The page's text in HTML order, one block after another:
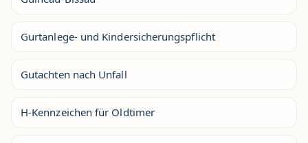
Gurtanlege- und Kindersicherungspflicht
Gutachten nach Unfall
H-Kennzeichen für Oldtimer